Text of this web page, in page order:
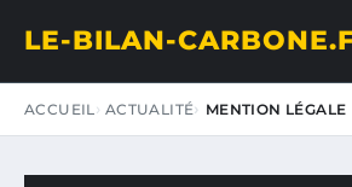
LE-BILAN-
ACCUEIL ACTUALITÉ MENTION LÉGALE